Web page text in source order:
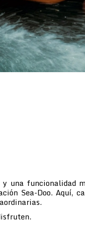
una funcionalidad
Sea-Doo. Aquí,